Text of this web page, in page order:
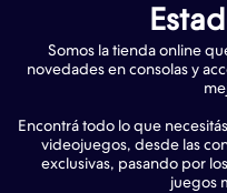
Somos la tienda online
novedades en consolas y
Encontrá todo lo que
videojuegos, desde las
exclusivas, pasando por
juegos